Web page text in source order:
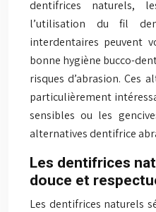
dentifrices naturels,
l’utilisation du fil
interdentaires peuvent
bonne hygiène bucco-
risques d’abrasion. Ces
particulièrement
sensibles ou les
alternatives dentifrice
Les dentifrices
douce et
Les dentifrices naturels